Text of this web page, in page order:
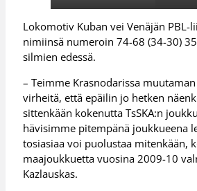
Lokomotiv Kuban vei Venäjän PBL-
nimiinsä numeroin 74-68 (34-30)
silmien edessä.
– Teimme Krasnodarissa
virheitä, että epäilin jo hetken
sittenkään kokenutta TsSKA:n
hävisimme pitempänä joukkueena
tosiasiaa voi puolustaa mitenkään,
maajoukkuetta vuosina 2009-10
Kazlauskas.